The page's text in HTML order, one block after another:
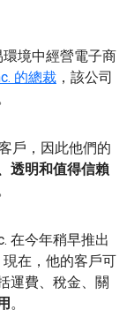
境中經營電子商
的總裁 ，該公司
戶，因此他們的
透明和值得信賴
在今年稍早推出
現在，他的客戶可
運費、稅金、關
。